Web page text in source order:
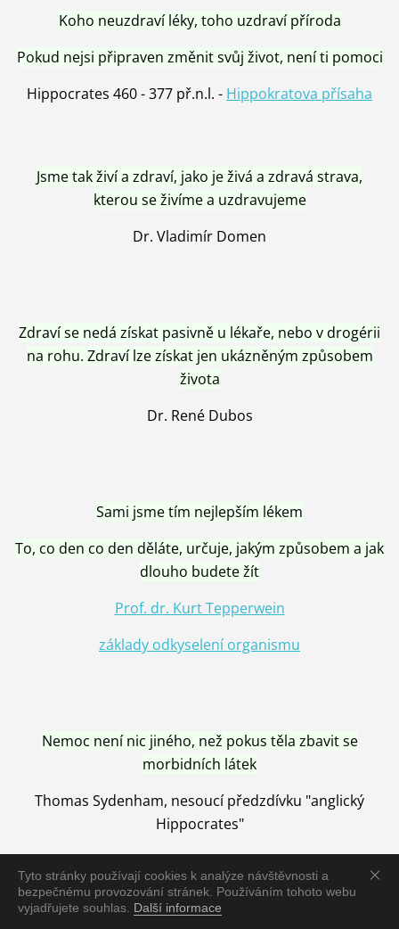
Tyto stránky používají cookies k analýze návštěvnosti a
bezpečnému provozování stránek. Používáním tohoto webu
vyjadřujete souhlas. Další informace
Koho neuzdraví léky, toho uzdraví příroda
Pokud nejsi připraven změnit svůj život, není ti pomoci
Hippocrates 460 - 377 př.n.l. - Hippokratova přísaha
Jsme tak živí a zdraví, jako je živá a zdravá strava,
kterou se živíme a uzdravujeme
Dr. Vladimír Domen
Zdraví se nedá získat pasivně u lékaře, nebo v drogérii
na rohu. Zdraví lze získat jen ukázněným způsobem
života
Dr. René Dubos
Sami jsme tím nejlepším lékem
To, co den co den děláte, určuje, jakým způsobem a jak
dlouho budete žít
Prof. dr. Kurt Tepperwein
základy odkyselení organismu
Nemoc není nic jiného, než pokus těla zbavit se
morbidních látek
Thomas Sydenham, nesoucí předzdívku "anglický
Hippocrates"
Nemoc je vyléčena jen pomocí Přírody, neutralizací a